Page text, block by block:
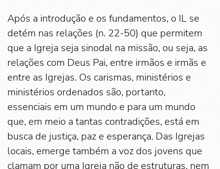
Após a introdução e os fundamentos, o IL se
detém nas relações (n. 22-50) que permitem
que a Igreja seja sinodal na missão, ou seja, as
relações com Deus Pai, entre irmãos e irmãs e
entre as Igrejas. Os carismas, ministérios e
ministérios ordenados são, portanto,
essenciais em um mundo e para um mundo
que, em meio a tantas contradições, está em
busca de justiça, paz e esperança. Das Igrejas
locais, emerge também a voz dos jovens que
clamam por uma Igreja não de estruturas, nem